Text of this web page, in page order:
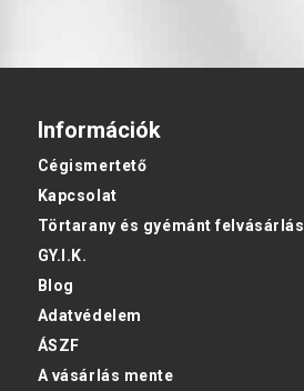
Információk
Cégismertető
Kapcsolat
Törtarany és gyémánt felvásárlás
GY.I.K.
Blog
Adatvédelem
ÁSZF
A vásárlás mente